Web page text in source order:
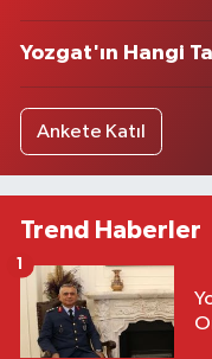
Yozgat'ın Hangi
Ankete Katıl
Trend Haberler
1